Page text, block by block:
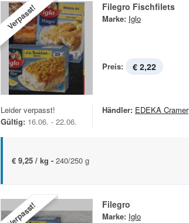
Verpasst! Filegro Fischfilets
Marke: Iglo
Preis: € 2,22
Leider verpasst!
Gültig: 16.06. - 22.06.
Händler: EDEKA Cramer
€ 9,25 / kg - 240/250 g
Verpasst! Filegro
Marke: Iglo